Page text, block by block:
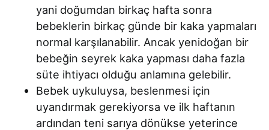
yani doğumdan birkaç hafta sonra
bebeklerin birkaç günde bir kaka yapmaları
normal karşılanabilir. Ancak yenidoğan bir
bebeğin seyrek kaka yapması daha fazla
süte ihtiyacı olduğu anlamına gelebilir.
Bebek uykuluysa, beslenmesi için
uyandırmak gerekiyorsa ve ilk haftanın
ardından teni sarıya dönükse yeterince